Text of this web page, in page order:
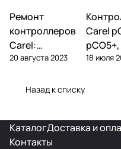
Автоматика и
контроллеры
Ремонт
контроллеров
Carel:
диагностика
поломок и
20 августа 2023
Carel
pCO
18 июля
Назад к списку
КаталогДоставка и
Контакты